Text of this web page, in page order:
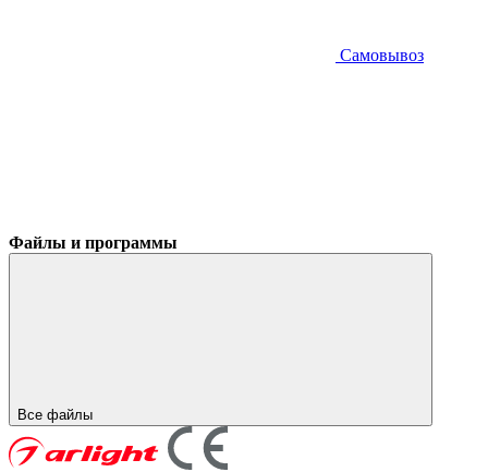
Самовывоз
Файлы и программы
Все файлы